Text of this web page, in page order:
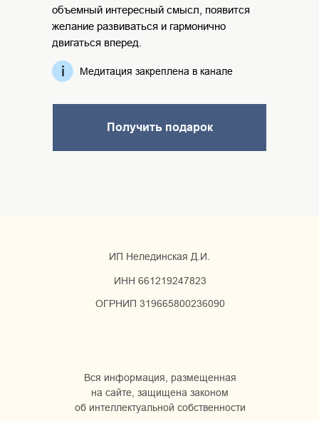
Медитация закреплена в канале
объемный интересный смысл, появится
желание развиваться и гармонично
двигаться вперед.
Получить подарок
ИП Нелединская Д.И.
Вся информация, размещенная
на сайте, защищена законом
об интеллектуальной собственности
ИНН 661219247823
ОГРНИП 319665800236090